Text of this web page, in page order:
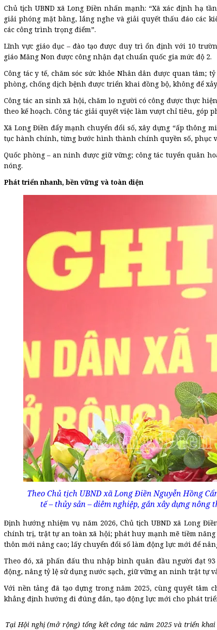
Chủ tịch UBND xã Long Điền nhấn mạnh: “Xã xác định hạ
giải phóng mặt bằng, lắng nghe và giải quyết thấu đáo các
các công trình trọng điểm”.
Lĩnh vực giáo dục – đào tạo được duy trì ổn định với 10
giáo Măng Non được công nhận đạt chuẩn quốc gia mức độ 2.
Công tác y tế, chăm sóc sức khỏe Nhân dân được quan tâm;
phòng, chống dịch bệnh được triển khai đồng bộ, không để
Công tác an sinh xã hội, chăm lo người có công được thực
theo kế hoạch. Công tác giải quyết việc làm vượt chỉ tiêu, góp
Xã Long Điền đẩy mạnh chuyển đổi số, xây dựng “ấp thông
tục hành chính, từng bước hình thành chính quyền số, phục
Quốc phòng – an ninh được giữ vững; công tác tuyển quân
nóng.
Phát triển nhanh, bền vững và toàn diện
Theo Chủ tịch UBND xã Long Điền Nguyễn Hồng
tế – thủy sản – diêm nghiệp, gắn xây dựng
Định hướng nhiệm vụ năm 2026, Chủ tịch UBND xã Long
chính trị, trật tự an toàn xã hội; phát huy mạnh mẽ tiềm
thôn mới nâng cao; lấy chuyển đổi số làm động lực mới để
Theo đó, xã phấn đấu thu nhập bình quân đầu người đạt
động, nâng tỷ lệ sử dụng nước sạch, giữ vững an ninh trật tự
Với nền tảng đã tạo dựng trong năm 2025, cùng quyết tâm
khẳng định hướng đi đúng đắn, tạo động lực mới cho phát
Tại Hội nghị (mở rộng) tổng kết công tác năm 2025 và triển